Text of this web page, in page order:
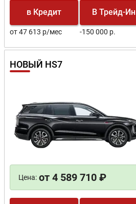
в Кредит
от 47 613 р/мес
В Трейд-Ин
-150 000 р.
НОВЫЙ HS7
Цена: от 4 589 710 ₽